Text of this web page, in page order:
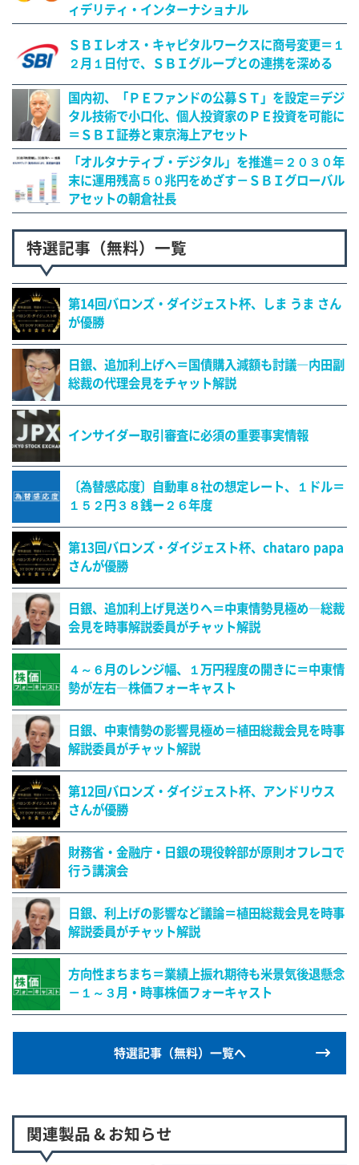
ィデリティ・インターナショナル
ＳＢＩレオス・キャピタルワークスに商号変更＝１
２月１日付で、ＳＢＩグループとの連携を深める
国内初、「ＰＥファンドの公募ＳＴ」を設定＝デジ
タル技術で小口化、個人投資家のＰＥ投資を可能に
＝ＳＢＩ証券と東京海上アセット
「オルタナティブ・デジタル」を推進＝２０３０年
末に運用残高５０兆円をめざす－ＳＢＩグローバル
アセットの朝倉社長
特選記事（無料）一覧
第14回バロンズ・ダイジェスト杯、しま うま さん
が優勝
日銀、追加利上げへ＝国債購入減額も討議―内田副
総裁の代理会見をチャット解説
インサイダー取引審査に必須の重要事実情報
〔為替感応度〕自動車８社の想定レート、１ドル＝
１５２円３８銭ー２６年度
第13回バロンズ・ダイジェスト杯、chataro papa
さんが優勝
日銀、追加利上げ見送りへ＝中東情勢見極め―総裁
会見を時事解説委員がチャット解説
４～６月のレンジ幅、１万円程度の開きに＝中東情
勢が左右―株価フォーキャスト
日銀、中東情勢の影響見極め＝植田総裁会見を時事
解説委員がチャット解説
第12回バロンズ・ダイジェスト杯、アンドリウス
さんが優勝
財務省・金融庁・日銀の現役幹部が原則オフレコで
行う講演会
日銀、利上げの影響など議論＝植田総裁会見を時事
解説委員がチャット解説
方向性まちまち＝業績上振れ期待も米景気後退懸念
－１～３月・時事株価フォーキャスト
特選記事（無料）一覧へ
関連製品 & お知らせ